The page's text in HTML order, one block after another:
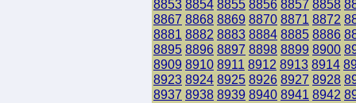
8853 8854 8855 8856 8857 8858
8867 8868 8869 8870 8871 8872
8881 8882 8883 8884 8885 8886
8895 8896 8897 8898 8899 8900
8909 8910 8911 8912 8913 8914
8923 8924 8925 8926 8927 8928
8937 8938 8939 8940 8941 8942